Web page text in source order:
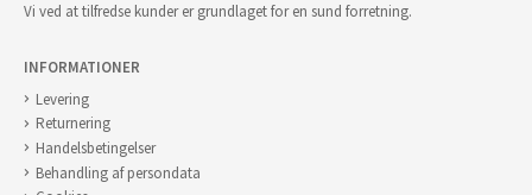
Vi ved at tilfredse kunder er grundlaget for en sund forretning.
INFORMATIONER
Levering
Returnering
Handelsbetingelser
Behandling af persondata